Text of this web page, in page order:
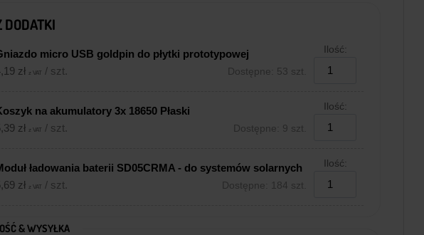
DODATKI
micro USB goldpin do płytki prototypowej
zł z VAT / szt. Dostępne: 53 szt.
Ilość:
na akumulatory 3x 18650 Płaski
zł z VAT / szt. Dostępne: 9 szt.
Ilość:
ładowania baterii SD05CRMA - do systemów solarnych
zł z VAT / szt. Dostępne: 184 szt.
Ilość:
& WYSYŁKA